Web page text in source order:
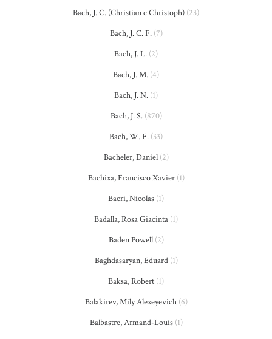
Bach, J. C. (Christian e Christoph) (23)
Bach, J. C. F.(7)
Bach, J. L. (2)
Bach, J. M. (4)
Bach, J. N. (1)
Bach, J. S.(870)
Bach, W. F. (33)
Bacheler, Daniel(2)
Bachixa, Francisco Xavier(1)
Bacri, Nicolas (1)
Badalla, Rosa Giacinta (1)
Baden Powell(2)
Baghdasaryan, Eduard(1)
Baksa, Robert (1)
Balakirev, Mily Alexeyevich(6)
Balbastre, Armand-Louis(1)